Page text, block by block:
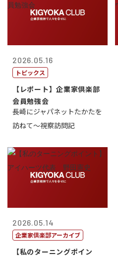
2026.05.16
トピックス
【レポート】企業家倶楽部
会員勉強会
長崎にジャパネットたかたを
訪ねて～視察訪問記
2026.05.14
企業家倶楽部アーカイブ
【私のターニングポイン